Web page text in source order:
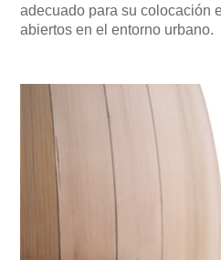
adecuado para su colocación
abiertos en el entorno urbano.